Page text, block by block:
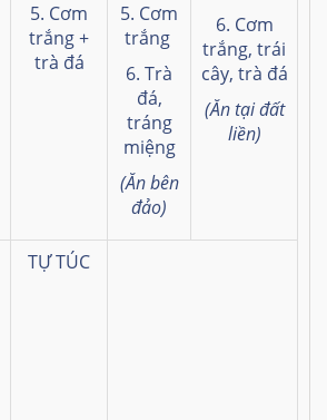
5. Cơm
trắng +
trà đá
5. Cơm
trắng
6. Trà
đá,
tráng
miệng
(Ăn bên
đảo)
6. Cơm
trắng, trái
cây, trà đá
(Ăn tại đất
liền)
TỰ TÚC